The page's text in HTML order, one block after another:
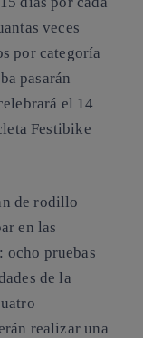
veces
por categoría
pasarán
el 14
Festibike
de rodillo
en las
ocho pruebas
de la
realizar una